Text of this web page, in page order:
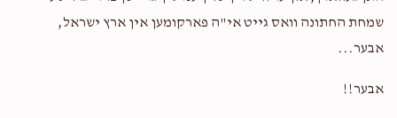
שמחת החתונה וואס גייט אי"ה פארקומען אין ארץ ישראל,
אבער...
אבער!!